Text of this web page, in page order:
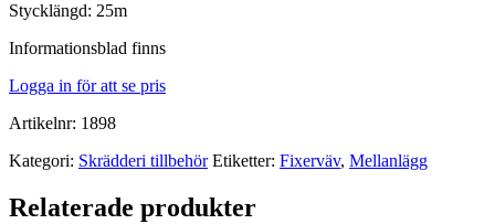
Stycklängd: 25m
Informationsblad finns
Logga in för att se pris
Artikelnr: 1898
Kategori: Skrädderi tillbehör Etiketter: Fixerväv, Mellanlägg
Relaterade produkter